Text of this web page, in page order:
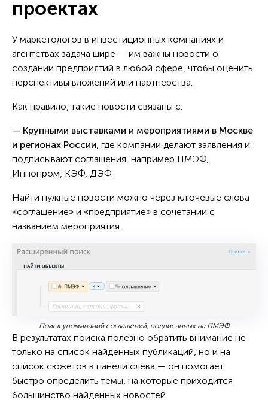
проектах
У маркетологов в инвестиционных компаниях и
агентствах задача шире — им важны новости о
создании предприятий в любой сфере, чтобы оценить
перспективы вложений или партнерства.
Как правило, такие новости связаны с:
— Крупными выставками и мероприятиями в Москве
и регионах России, где компании делают заявления и
подписывают соглашения, например ПМЭФ,
Иннопром, КЭФ, ДЭФ.
Найти нужные новости можно через ключевые слова
«соглашение» и «предприятие» в сочетании с
названием мероприятия.
Поиск упоминаний соглашений, подписанных на ПМЭФ
В результатах поиска полезно обратить внимание не
только на список найденных публикаций, но и на
список сюжетов в панели слева — он помогает
быстро определить темы, на которые приходится
большинство найденных новостей.